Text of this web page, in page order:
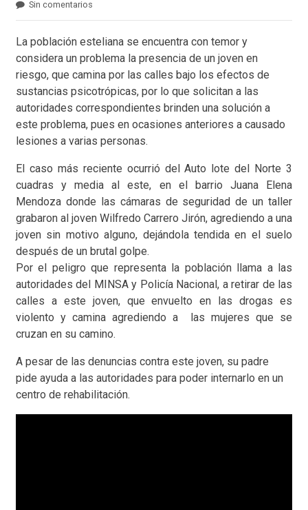
Sin comentarios
La población esteliana se encuentra con temor y
considera un problema la presencia de un joven en
riesgo, que camina por las calles bajo los efectos de
sustancias psicotrópicas, por lo que solicitan a las
autoridades correspondientes brinden una solución a
este problema, pues en ocasiones anteriores a causado
lesiones a varias personas.
El caso más reciente ocurrió del Auto lote del Norte 3
cuadras y media al este, en el barrio Juana Elena
Mendoza donde las cámaras de seguridad de un taller
grabaron al joven Wilfredo Carrero Jirón, agrediendo a una
joven sin motivo alguno, dejándola tendida en el suelo
después de un brutal golpe.
Por el peligro que representa la población llama a las
autoridades del MINSA y Policía Nacional, a retirar de las
calles a este joven, que envuelto en las drogas es
violento y camina agrediendo a las mujeres que se
cruzan en su camino.
A pesar de las denuncias contra este joven, su padre
pide ayuda a las autoridades para poder internarlo en un
centro de rehabilitación.